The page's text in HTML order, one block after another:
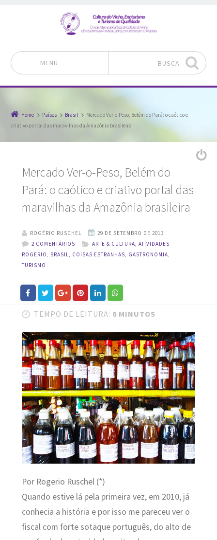
MENU BUSCA
Home Países Brasil
Mercado Ver-o-Peso, Belém do Pará: o caótico e
criativo portal das maravilhas da Amazônia brasileira
Mercado Ver-o-Peso, Belém do
Pará: o caótico e criativo portal das
maravilhas da Amazônia brasileira
ROGÉRIO RUSCHEL
2 COMENTÁRIOS
ARTE & CULTURA ATIVIDADES
ROGERIO
BRASIL COISAS ESTRANHAS GASTRONOMIA
TURISMO
TEMPO DE LEITURA: 6 MINUTOS
Por Rogerio Ruschel (*)
Quando estive lá pela primeira vez, em 2010, já
conhecia a história e por isso me pareceu ver o
fiscal com forte sotaque português, do alto de